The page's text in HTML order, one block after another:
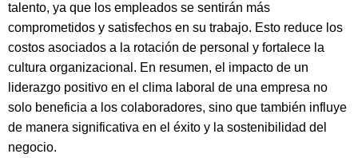
talento, ya que los empleados se sentirán más
comprometidos y satisfechos en su trabajo. Esto reduce los
costos asociados a la rotación de personal y fortalece la
cultura organizacional. En resumen, el impacto de un
liderazgo positivo en el clima laboral de una empresa no
solo beneficia a los colaboradores, sino que también influye
de manera significativa en el éxito y la sostenibilidad del
negocio.